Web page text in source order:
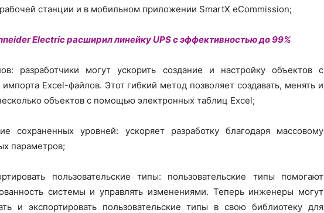
станции и в мобильном приложении SmartX eCommission;
Electric расширил линейку UPS c эффективностью до 99%
разработчики могут ускорить создание и настройку объектов с
Excel-файлов. Этот гибкий метод позволяет создавать, менять и
объектов с помощью электронных таблиц Excel;
сохраненных уровней: ускоряет разработку благодаря массовому
параметров;
пользовательские типы: пользовательские типы помогают
системы и управлять изменениями. Теперь инженеры могут
и экспортировать пользовательские типы в свою библиотеку для